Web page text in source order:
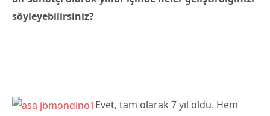
söyleyebilirsiniz?
Evet, tam olarak 7 yıl oldu. Hem